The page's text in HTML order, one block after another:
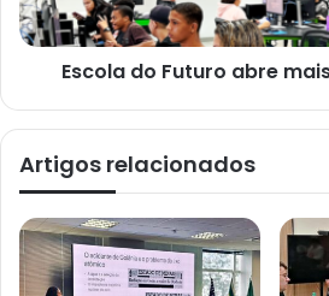
Escola do Futuro abre
Artigos relacionados